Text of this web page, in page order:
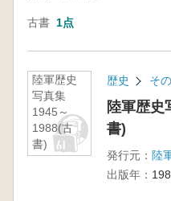
古書 1点
陸軍歴史
写真集
1945～
1988(古
書)
歴史 そ
陸軍歴
書)
発行元： 陸
出版年：